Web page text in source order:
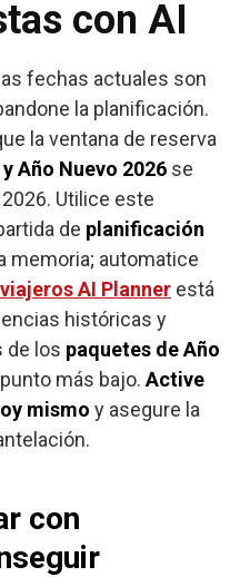
con AI
fechas actuales son
la planificación.
la ventana de reserva
Año Nuevo 2026 se
Utilice este
de planificación
memoria; automatice
AI Planner está
históricas y
de los paquetes de Año
más bajo. Active
mismo y asegure la
con